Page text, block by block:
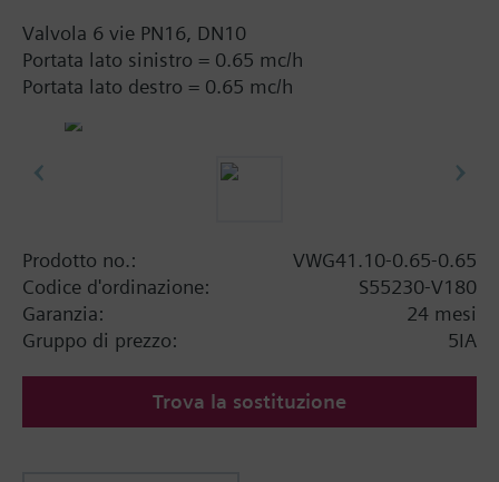
Valvola 6 vie PN16, DN10
Portata lato sinistro = 0.65 mc/h
Portata lato destro = 0.65 mc/h
Prodotto no.:
VWG41.10-0.65-0.65
Codice d'ordinazione:
S55230-V180
Garanzia:
24 mesi
Gruppo di prezzo:
5IA
Trova la sostituzione